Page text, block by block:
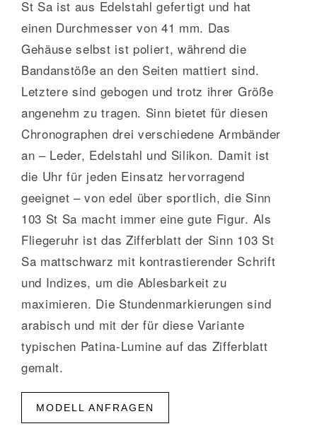
St Sa ist aus Edelstahl gefertigt und hat
einen Durchmesser von 41 mm. Das
Gehäuse selbst ist poliert, während die
Bandanstöße an den Seiten mattiert sind.
Letztere sind gebogen und trotz ihrer Größe
angenehm zu tragen. Sinn bietet für diesen
Chronographen drei verschiedene Armbänder
an – Leder, Edelstahl und Silikon. Damit ist
die Uhr für jeden Einsatz hervorragend
geeignet – von edel über sportlich, die Sinn
103 St Sa macht immer eine gute Figur. Als
Fliegeruhr ist das Zifferblatt der Sinn 103 St
Sa mattschwarz mit kontrastierender Schrift
und Indizes, um die Ablesbarkeit zu
maximieren. Die Stundenmarkierungen sind
arabisch und mit der für diese Variante
typischen Patina-Lumine auf das Zifferblatt
gemalt.
MODELL ANFRAGEN